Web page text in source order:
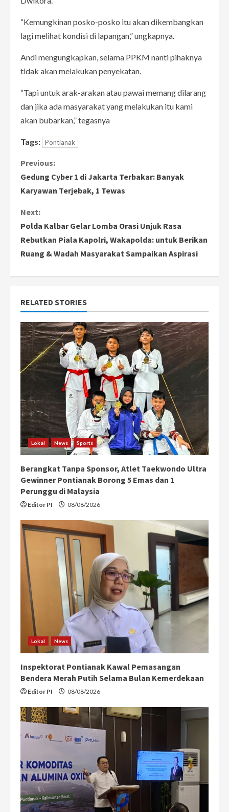
“Kemungkinan posko-posko itu akan dikembangkan
lagi melihat kondisi di lapangan,” ungkapnya.
Andi mengungkapkan, selama PPKM nanti pihaknya
tidak akan melakukan penyekatan.
“Tapi untuk arak-arakan atau pawai memang dilarang
dan jika ada masyarakat yang melakukan itu kami
akan bubarkan,” tegasnya
Tags: Pontianak
C
o
n
t
i
n
u
e
R
e
a
d
i
n
g
Previous:
Gedung Cyber 1 di Jakarta Terbakar: Banyak
Karyawan Terjebak, 1 Tewas
Next:
Polda Kalbar Gelar Lomba Orasi Unjuk Rasa
Rebutkan Piala Kapolri, Wakapolda: untuk Berikan
Ruang & Wadah Masyarakat Sampaikan Aspirasi
RELATED STORIES
Lokal News Sports
Berangkat Tanpa Sponsor, Atlet Taekwondo Ultra
Gewinner Pontianak Borong 5 Emas dan 1
Perunggu di Malaysia
Editor PI 08/08/2026
Lokal News
Inspektorat Pontianak Kawal Pemasangan
Bendera Merah Putih Selama Bulan Kemerdekaan
Editor PI 08/08/2026